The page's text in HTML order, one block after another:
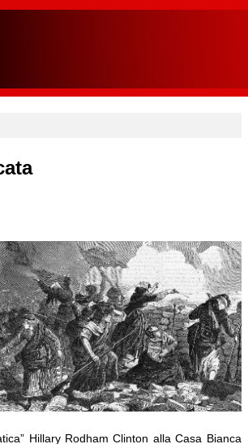
Hillary Rodham Clinton alla Casa Bianca